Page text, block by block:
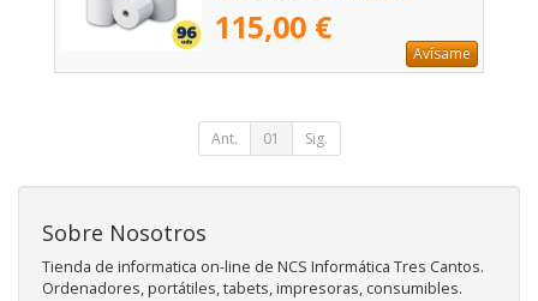
115,00 €
Avísame
Ant. 01 Sig.
Sobre Nosotros
Tienda de informatica on-line de NCS Informática Tres Cantos.
Ordenadores, portátiles, tabets, impresoras, consumibles.